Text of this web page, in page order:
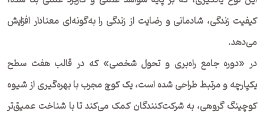
کیفیت زندگی، شادمانی و رضایت از زندگی را به‌گونه‌ای معنادار افزایش
می‌دهد.
در «دوره جامع راه‌بری و تحول شخصی» که در قالب هفت سطح
یکپارچه و مرتبط طراحی شده است، یک کوچ مجرب با بهره‌گیری از شیوه
کوچینگ گروهی، به شرکت‌کنندگان کمک می‌کند تا با شناخت عمیق‌تر